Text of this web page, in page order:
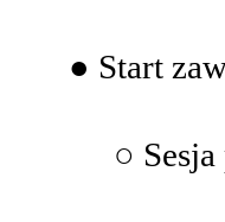
● Start
○